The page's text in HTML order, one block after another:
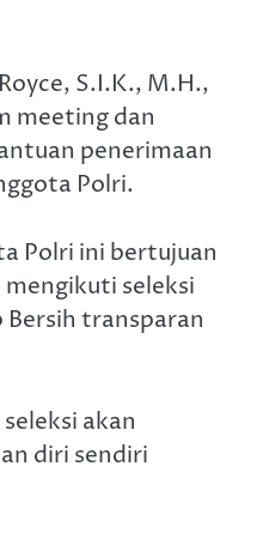
S.I.K., M.H.,
meeting dan
penerimaan
Polri.
Polri ini bertujuan
seleksi
Bersih transparan
akan
diri sendiri